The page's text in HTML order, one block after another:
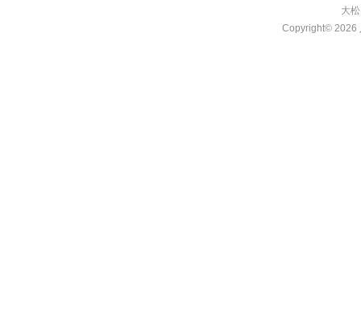
大
Copyright© 2026